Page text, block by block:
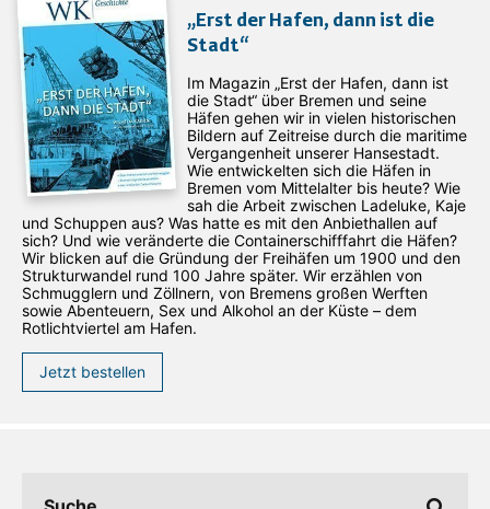
„Erst der Hafen, dann ist die
Stadt“
Im Magazin „Erst der Hafen, dann ist
die Stadt“ über Bremen und seine
Häfen gehen wir in vielen historischen
Bildern auf Zeitreise durch die maritime
Vergangenheit unserer Hansestadt.
Wie entwickelten sich die Häfen in
Bremen vom Mittelalter bis heute? Wie
sah die Arbeit zwischen Ladeluke, Kaje
und Schuppen aus? Was hatte es mit den Anbiethallen auf
sich? Und wie veränderte die Containerschifffahrt die Häfen?
Wir blicken auf die Gründung der Freihäfen um 1900 und den
Strukturwandel rund 100 Jahre später. Wir erzählen von
Schmugglern und Zöllnern, von Bremens großen Werften
sowie Abenteuern, Sex und Alkohol an der Küste – dem
Rotlichtviertel am Hafen.
Jetzt bestellen